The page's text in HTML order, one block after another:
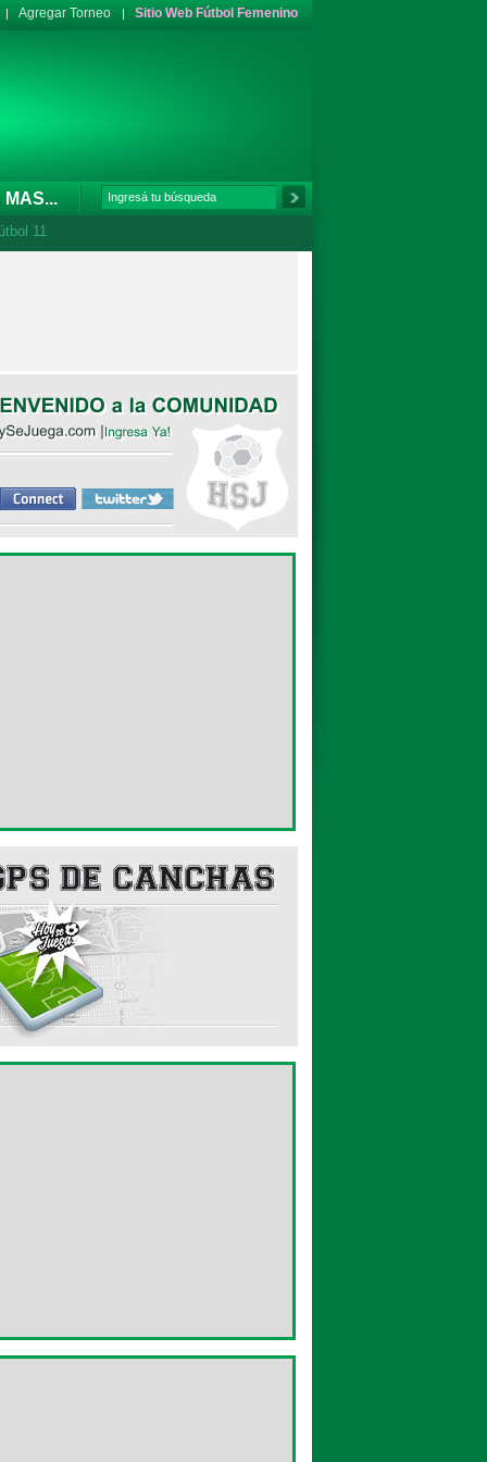
Agregar Torneo Sitio Web Fútbol Femenino
MAS...
11